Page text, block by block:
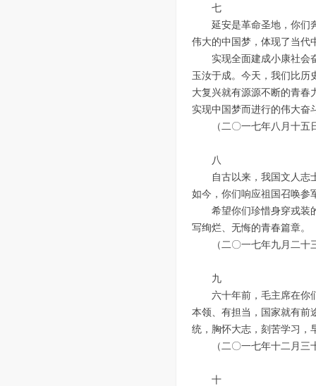
七
延安是革命圣地，你们
伟大的中国梦，体现了当代
实现全面建成小康社会
玉汝于成。今天，我们比历
大复兴就有源源不断的青春
实现中国梦而进行的伟大奋
（二〇一七年八月十
八
自古以来，我国文人志
如今，你们响应祖国召唤参
希望你们珍惜身穿戎装
写绚烂、无悔的青春篇章。
（二〇一七年九月二
九
六十年前，毛主席在你
本领、有担当，国家就有前
统，胸怀大志，刻苦学习，
（二〇一七年十二月
十